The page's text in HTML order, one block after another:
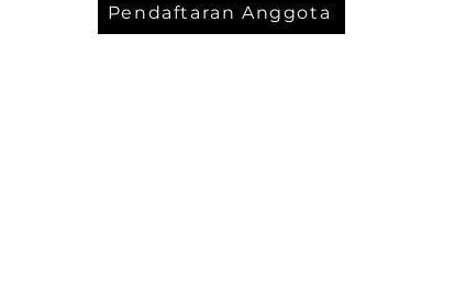
Pendaftaran Anggota